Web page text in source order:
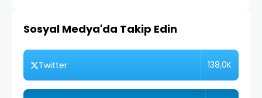
Sosyal Medya'da Takip Edin
Twitter 138,0K